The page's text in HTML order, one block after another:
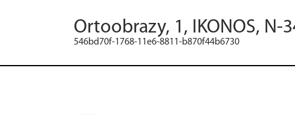
Ortoobrazy, 1, IKONOS, N-
546bd70f-1768-11e6-8811-b870f44b6730